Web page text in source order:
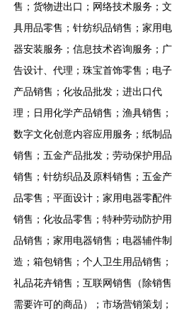
售；货物进出口；网络技术服务；文
具用品零售；针纺织品销售；家用电
器安装服务；信息技术咨询服务；广
告设计、代理；珠宝首饰零售；电子
产品销售；化妆品批发；进出口代
理；日用化学产品销售；渔具销售；
数字文化创意内容应用服务；纸制品
销售；五金产品批发；劳动保护用品
销售；针纺织品及原料销售；五金产
品零售；平面设计；家用电器零配件
销售；化妆品零售；特种劳动防护用
品销售；家用电器销售；电器辅件制
造；箱包销售；个人卫生用品销售；
礼品花卉销售；互联网销售（除销售
需要许可的商品）；市场营销策划；